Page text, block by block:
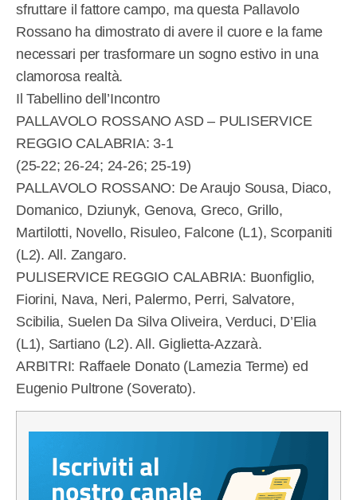
sfruttare il fattore campo, ma questa Pallavolo
Rossano ha dimostrato di avere il cuore e la fame
necessari per trasformare un sogno estivo in una
clamorosa realtà.
Il Tabellino dell’Incontro
PALLAVOLO ROSSANO ASD – PULISERVICE
REGGIO CALABRIA: 3-1
(25-22; 26-24; 24-26; 25-19)
PALLAVOLO ROSSANO: De Araujo Sousa, Diaco,
Domanico, Dziunyk, Genova, Greco, Grillo,
Martilotti, Novello, Risuleo, Falcone (L1), Scorpaniti
(L2). All. Zangaro.
PULISERVICE REGGIO CALABRIA: Buonfiglio,
Fiorini, Nava, Neri, Palermo, Perri, Salvatore,
Scibilia, Suelen Da Silva Oliveira, Verduci, D’Elia
(L1), Sartiano (L2). All. Giglietta-Azzarà.
ARBITRI: Raffaele Donato (Lamezia Terme) ed
Eugenio Pultrone (Soverato).